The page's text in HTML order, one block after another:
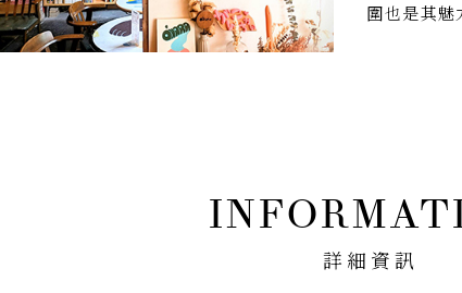
圍也是其魅
詳細資訊